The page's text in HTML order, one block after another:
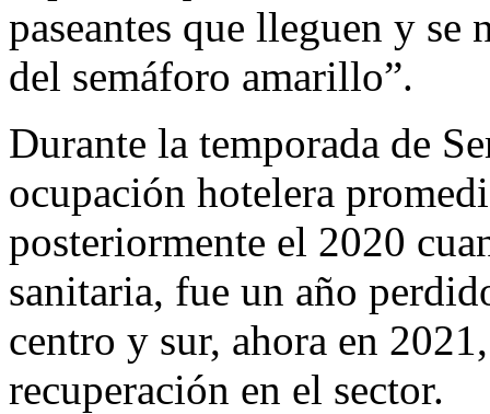
paseantes que lleguen y se
del semáforo amarillo”.
Durante la temporada de
ocupación hotelera
posteriormente el 2020
sanitaria, fue un año
centro y sur, ahora en
recuperación en el sector.